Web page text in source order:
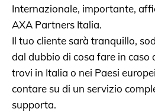
Internazionale, importante,
AXA Partners Italia.
Il tuo cliente sarà tranquillo,
dal dubbio di cosa fare in caso
trovi in Italia o nei Paesi
contare su di un servizio
supporta.